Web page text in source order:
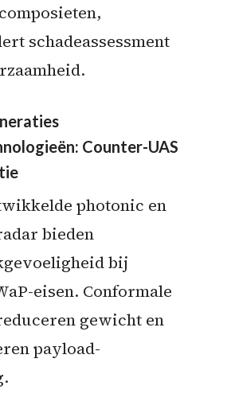
schadeassessment
Counter-UAS
photonic en
bieden
bij
eisen. Conformale
gewicht en
payload-